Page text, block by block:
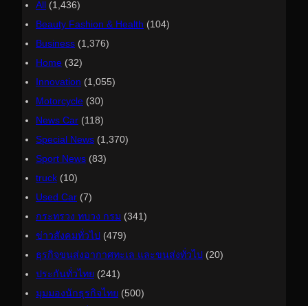
All (1,436)
Beauty Fashion & Health (104)
Business (1,376)
Home (32)
Innovation (1,055)
Motorcycle (30)
News Car (118)
Special News (1,370)
Sport News (83)
truck (10)
Used Car (7)
กระทรวง ทบวง กรม (341)
ข่าวสังคมทั่วไป (479)
ธุรกิจขนส่งอากาศทะเล และขนส่งทั่วไป (20)
ประกันทั่วไทย (241)
มุมมองนักธุรกิจไทย (500)